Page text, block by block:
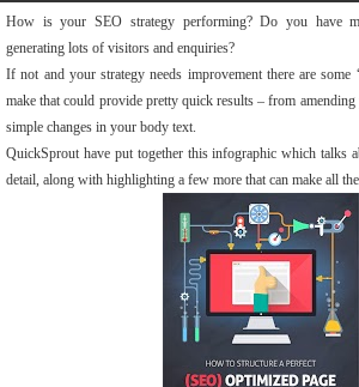
How is your SEO strategy performing? Do you have
generating lots of visitors and enquiries?
If not and your strategy needs improvement there are some
make that could provide pretty quick results – from amending
simple changes in your body text.
QuickSprout have put together this infographic which talks
detail, along with highlighting a few more that can make all